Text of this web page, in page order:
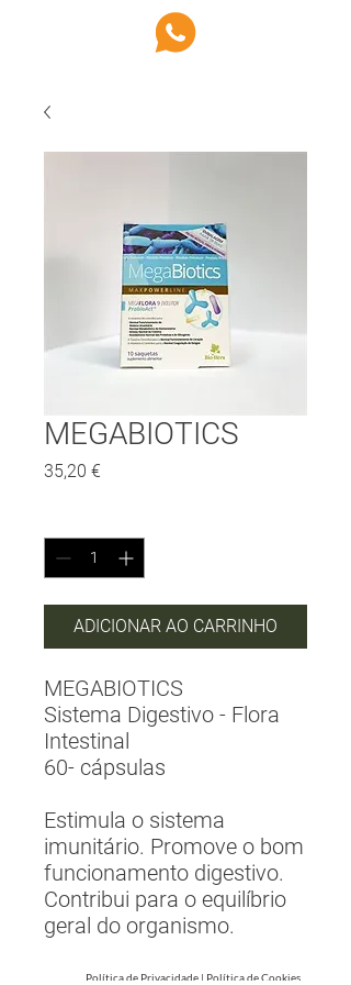
MEGABIOTICS
35,20 €
ADICIONAR AO CARRINHO
MEGABIOTICS
Sistema Digestivo - Flora
Intestinal
60- cápsulas
Estimula o sistema
imunitário. Promove o bom
funcionamento digestivo.
Contribui para o equilíbrio
geral do organismo.
Política de Privacidade| Política de Cookies